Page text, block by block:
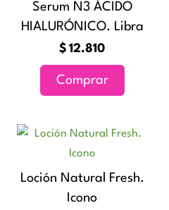
$20.260
Serum N3 ÁCIDO
HIALURÓNICO. Libra
$ 12.810
Comprar
Loción Natural Fresh.
Icono